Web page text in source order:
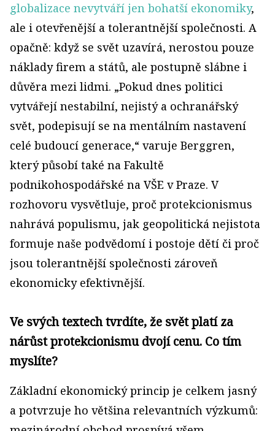
globalizace nevytváří jen bohatší ekonomiky,
ale i otevřenější a tolerantnější společnosti. A
opačně: když se svět uzavírá, nerostou pouze
náklady firem a států, ale postupně slábne i
důvěra mezi lidmi. „Pokud dnes politici
vytvářejí nestabilní, nejistý a ochranářský
svět, podepisují se na mentálním nastavení
celé budoucí generace,“ varuje Berggren,
který působí také na Fakultě
podnikohospodářské na VŠE v Praze. V
rozhovoru vysvětluje, proč protekcionismus
nahrává populismu, jak geopolitická nejistota
formuje naše podvědomí i postoje dětí či proč
jsou tolerantnější společnosti zároveň
ekonomicky efektivnější.
Ve svých textech tvrdíte, že svět platí za
nárůst protekcionismu dvojí cenu. Co tím
myslíte?
Základní ekonomický princip je celkem jasný
a potvrzuje ho většina relevantních výzkumů: